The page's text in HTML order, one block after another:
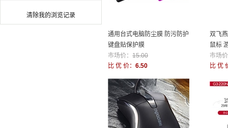
清除我的浏览记录
通用台式电脑防尘膜 防污防护
键盘贴保护膜
市场价： 15.00
比 优 价： 6.50
双飞
鼠标
市场
比 优